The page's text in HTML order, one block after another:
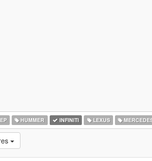
HUMMER INFINITI LEXUS